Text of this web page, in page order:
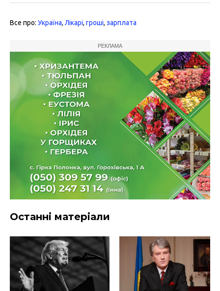
Все про: Україна, Лікарі, гроші, зарплата
РЕКЛАМА
Останні матеріали